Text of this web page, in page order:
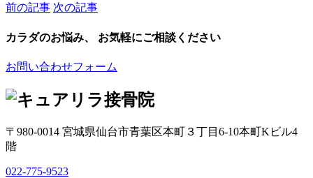
前の記事 次の記事
カラダのお悩み、 お気軽にご相談ください
お問い合わせフォーム
〒980-0014 宮城県仙台市青葉区本町３丁目6-10本町Kビル4
階
022-775-9523